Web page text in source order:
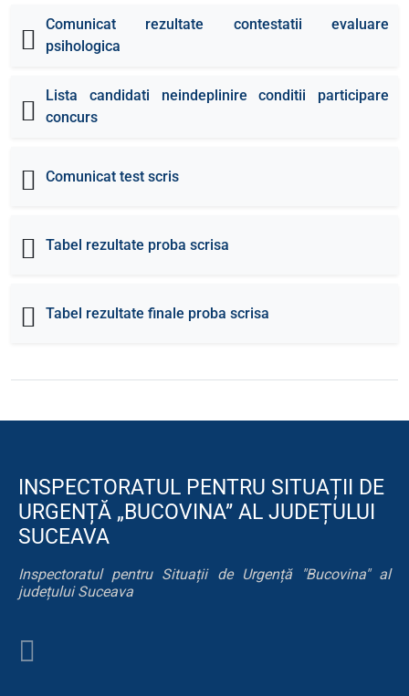
Comunicat rezultate contestatii evaluare
psihologica
Lista candidati neindeplinire conditii participare
concurs
Comunicat test scris
Tabel rezultate proba scrisa
Tabel rezultate finale proba scrisa
INSPECTORATUL PENTRU SITUAȚII DE
URGENȚĂ „BUCOVINA” AL JUDEȚULUI
SUCEAVA
Inspectoratul pentru Situații de Urgență "Bucovina" al
județului Suceava